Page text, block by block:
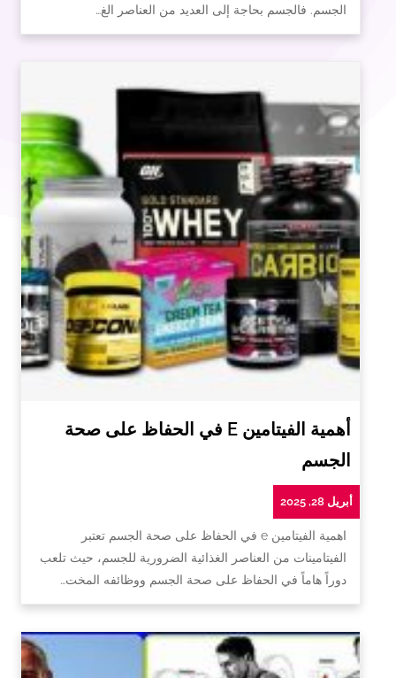
الجسم. فالجسم بحاجة إلى العديد من العناصر الغ…
أهمية الفيتامين E في الحفاظ على صحة
الجسم
أبريل 28, 2025
اهمية الفيتامين e في الحفاظ على صحة الجسم تعتبر
الفيتامينات من العناصر الغذائية الضرورية للجسم، حيث تلعب
دوراً هاماً في الحفاظ على صحة الجسم ووظائفه المخت…